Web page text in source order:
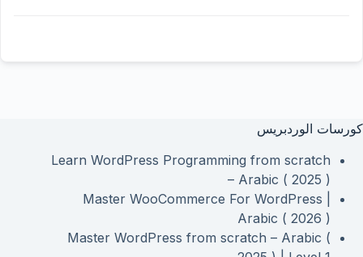
كورسات الوردبريس
Learn WordPress Programming from scratch
– Arabic ( 2025 )
Master WooCommerce For WordPress |
Arabic ( 2026 )
Master WordPress from scratch – Arabic (